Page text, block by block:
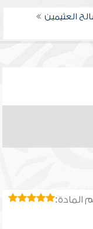
العثيمين
المادة: